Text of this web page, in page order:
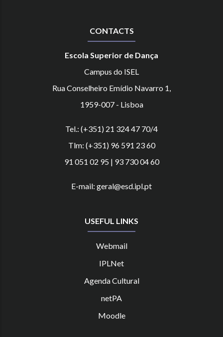
CONTACTS
Escola Superior de Dança
Campus do ISEL
Rua Conselheiro Emídio Navarro 1,
1959-007 - Lisboa
Tel.: (+351) 21 324 47 70/4
Tlm: (+351) 96 591 23 60
91 051 02 95 | 93 730 04 60
E-mail: geral@esd.ipl.pt
USEFUL LINKS
Webmail
IPLNet
Agenda Cultural
netPA
Moodle